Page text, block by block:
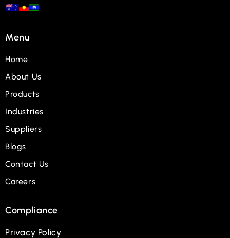
Menu
Home
About Us
Products
Industries
Suppliers
Blogs
Contact Us
Careers
Compliance
Privacy Policy